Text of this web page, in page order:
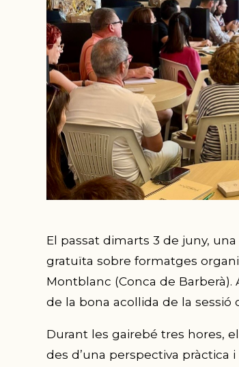
El passat dimarts 3 de juny,
gratuïta sobre formatges
Montblanc (Conca de
de la bona acollida de la sessió
Durant les gairebé tres hores,
des d’una perspectiva pràctica